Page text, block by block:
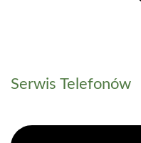
Serwis Telefonów